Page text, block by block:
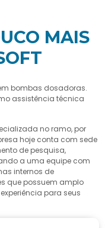
MAIS
bombas dosadoras.
assistência técnica
no ramo, por
hoje conta com sede
de pesquisa,
a uma equipe com
internos de
que possuem amplo
para seus